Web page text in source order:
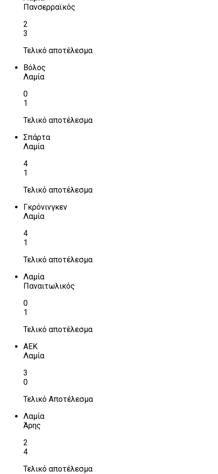
Πανσερραϊκός
2
3
Τελικό αποτέλεσμα
Βόλος
Λαμία
0
1
Τελικό αποτέλεσμα
Σπάρτα
Λαμία
4
1
Τελικό αποτέλεσμα
Γκρόνινγκεν
Λαμία
4
1
Τελικό αποτέλεσμα
Λαμία
Παναιτωλικός
0
1
Τελικό αποτέλεσμα
ΑΕΚ
Λαμία
3
0
Τελικό Αποτέλεσμα
Λαμία
Άρης
2
4
Τελικό αποτέλεσμα